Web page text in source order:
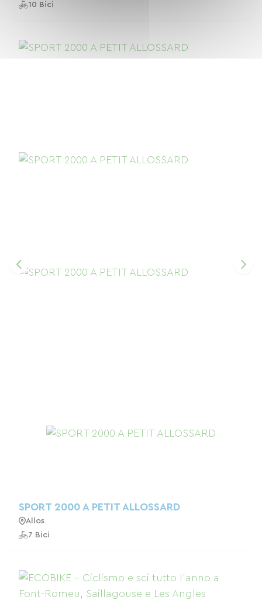
10 Bici
SPORT 2000 A PETIT ALLOSSARD
Allos
7 Bici